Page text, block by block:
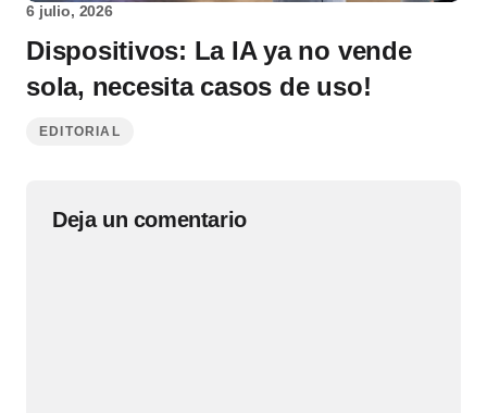
6 julio, 2026
Dispositivos: La IA ya no vende
sola, necesita casos de uso!
EDITORIAL
Deja un comentario